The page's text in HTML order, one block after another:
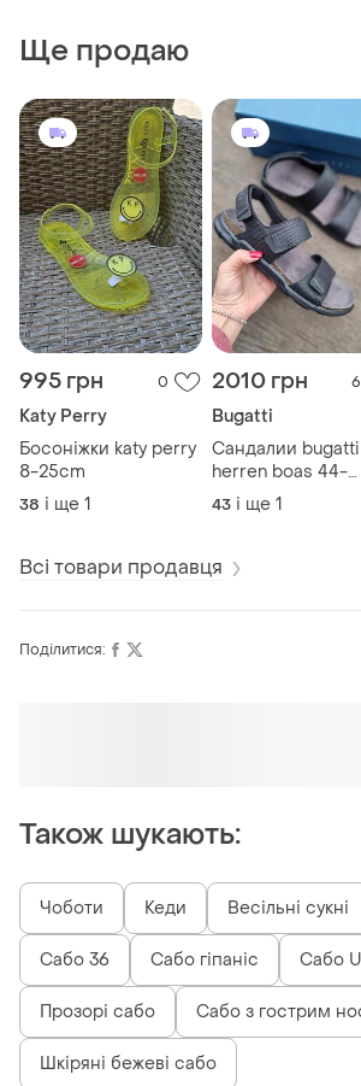
Ще продаю
995 грн 0
Katy Perry
Босоніжки katy perry
8-25cm
38 і ще 1
2010 грн 6
Bugatti
Сандалии bugatti
herren boas 44-
28.5см
43 і ще 1
Всі товари продавця
Поділитися:
Також шукають: